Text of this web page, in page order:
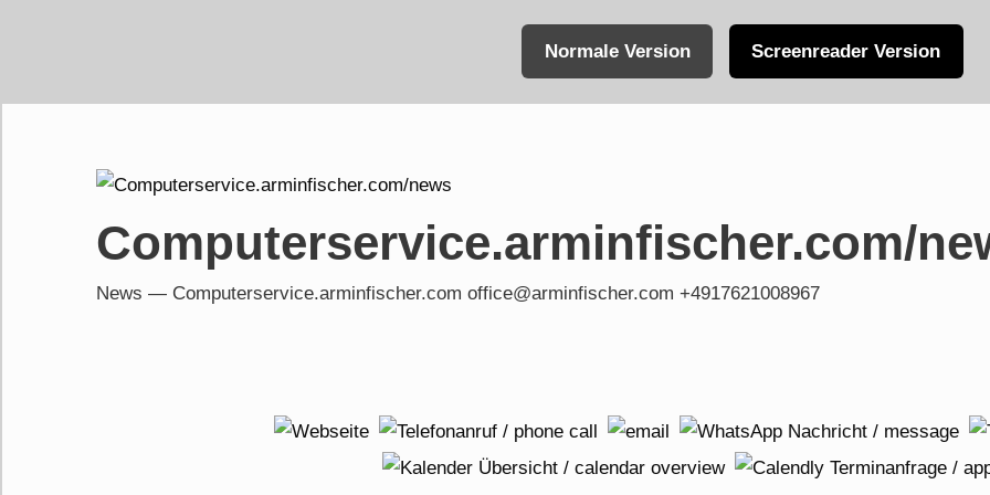
Normale Version Screenreader Version
content
Computerservice.arminfischer.com/
News — Computerservice.arminfischer.com office@arminfischer.com +4917621008967